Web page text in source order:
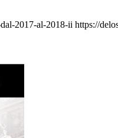
2017-al-2018-ii https://